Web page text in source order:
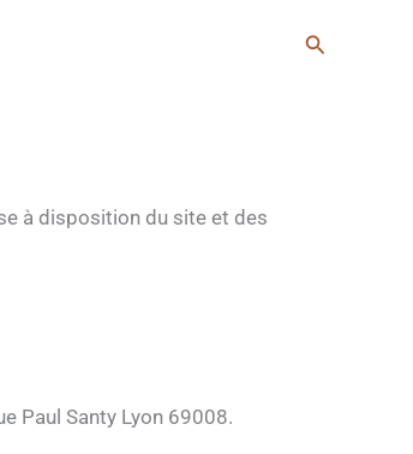
Rechercher
à disposition du site et des
Paul Santy Lyon 69008.